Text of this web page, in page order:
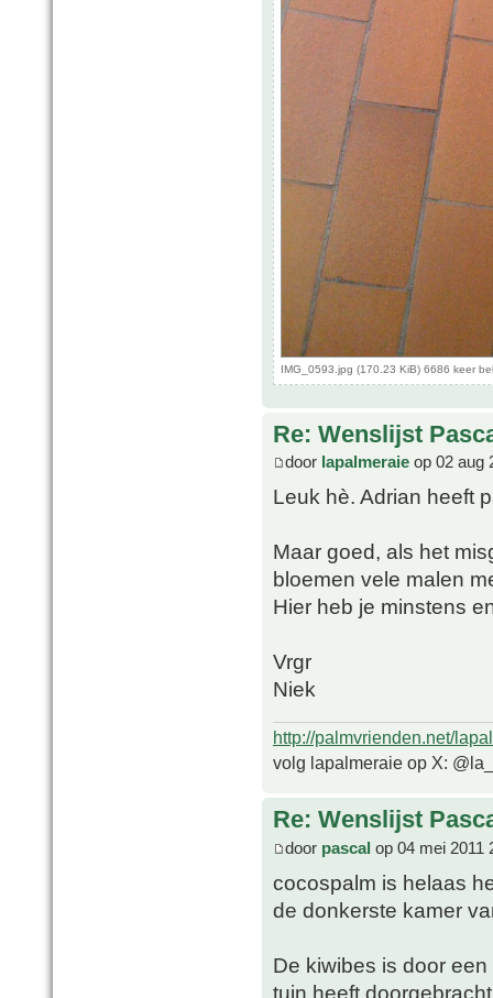
IMG_0593.jpg (170.23 KiB) 6686 keer
Re: Wenslijst
door lapalmeraie op 02 aug
Leuk hè. Adrian heeft
Maar goed, als het
bloemen vele malen
Hier heb je minstens
Vrgr
Niek
http://palmvrienden.net/
volg lapalmeraie op X:
Re: Wenslijst
door pascal op 04 mei 2011
cocospalm is helaas
de donkerste kamer
De kiwibes is door
tuin heeft